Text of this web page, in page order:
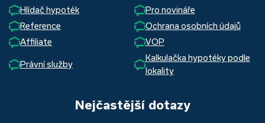
Hlídač hypoték
Pro novináře
Reference
Ochrana osobních údajů
Affiliate
VOP
Právní služby
Kalkulačka hypotéky podle
lokality
Nejčastější dotazy